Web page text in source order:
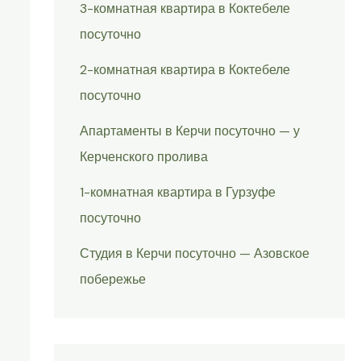
3-комнатная квартира в Коктебеле
посуточно
2-комнатная квартира в Коктебеле
посуточно
Апартаменты в Керчи посуточно — у
Керченского пролива
1-комнатная квартира в Гурзуфе
посуточно
Студия в Керчи посуточно — Азовское
побережье